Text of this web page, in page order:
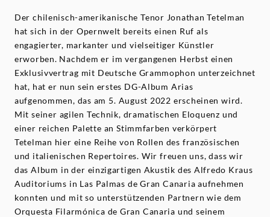
Der chilenisch-amerikanische Tenor Jonathan Tetelman
hat sich in der Opernwelt bereits einen Ruf als
engagierter, markanter und vielseitiger Künstler
erworben. Nachdem er im vergangenen Herbst einen
Exklusivvertrag mit Deutsche Grammophon unterzeichnet
hat, hat er nun sein erstes DG-Album Arias
aufgenommen, das am 5. August 2022 erscheinen wird.
Mit seiner agilen Technik, dramatischen Eloquenz und
einer reichen Palette an Stimmfarben verkörpert
Tetelman hier eine Reihe von Rollen des französischen
und italienischen Repertoires. Wir freuen uns, dass wir
das Album in der einzigartigen Akustik des Alfredo Kraus
Auditoriums in Las Palmas de Gran Canaria aufnehmen
konnten und mit so unterstützenden Partnern wie dem
Orquesta Filarmónica de Gran Canaria und seinem